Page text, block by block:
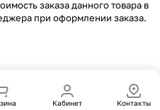
Кабинет Контакты
заказа данного товара в
при оформлении заказа.